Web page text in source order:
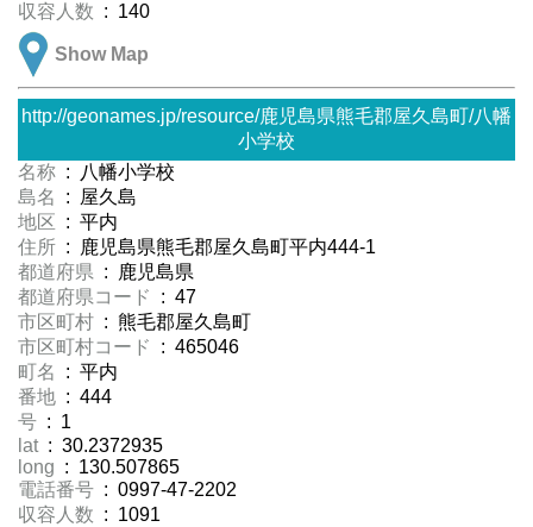
収容人数 : 140
Show Map
http://geonames.jp/resource/鹿児島県熊毛郡屋久島町/八幡
小学校
名称 : 八幡小学校
島名
: 屋久島
地区 : 平内
住所 : 鹿児島県熊毛郡屋久島町平内444-1
都道府県 : 鹿児島県
都道府県コード
: 47
市区町村 : 熊毛郡屋久島町
市区町村コード
: 465046
町名
: 平内
番地 : 444
号 : 1
lat : 30.2372935
long : 130.507865
電話番号 : 0997-47-2202
収容人数 : 1091